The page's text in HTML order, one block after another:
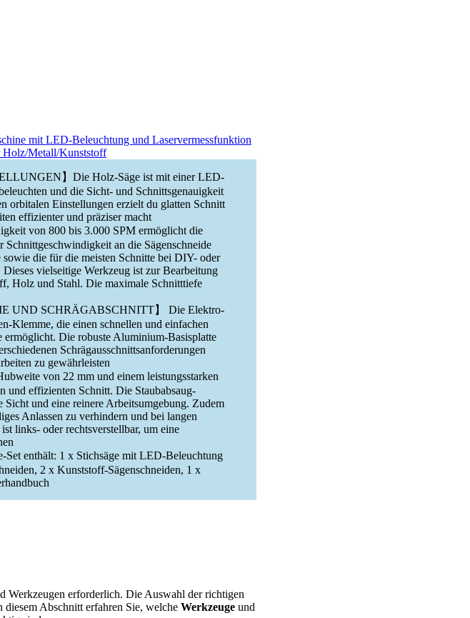
mit LED-Beleuchtung und Laservermessfunktion
Holz/Metall/Kunststoff
】Die Holz-Säge ist mit einer LED-
und die Sicht- und Schnittsgenauigkeit
orbitalen Einstellungen erzielt du glatten Schnitt
effizienter und präziser macht
von 800 bis 3.000 SPM ermöglicht die
an die Sägenschneide
die für die meisten Schnitte bei DIY- oder
vielseitige Werkzeug ist zur Bearbeitung
Holz und Stahl. Die maximale Schnitttiefe
UND SCHRÄGABSCHNITT】 Die Elektro-
Klemme, die einen schnellen und einfachen
ermöglicht. Die robuste Aluminium-Basisplatte
Schrägausschnittsanforderungen
zu gewährleisten
von 22 mm und einem leistungsstarken
und effizienten Schnitt. Die Staubabsaug-
und eine reinere Arbeitsumgebung. Zudem
Anlassen zu verhindern und bei langen
links- oder rechtsverstellbar, um eine
enthält: 1 x Stichsäge mit LED-Beleuchtung
2 x Kunststoff-Sägenschneiden, 1 x
erforderlich. Die Auswahl der richtigen
Abschnitt erfahren Sie, welche Werkzeuge und